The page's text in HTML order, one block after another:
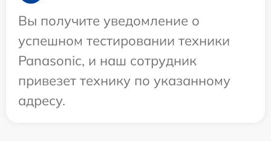
Вы получите уведомление о
успешном тестировании техники
Panasonic, и наш сотрудник
привезет технику по указанному
адресу.